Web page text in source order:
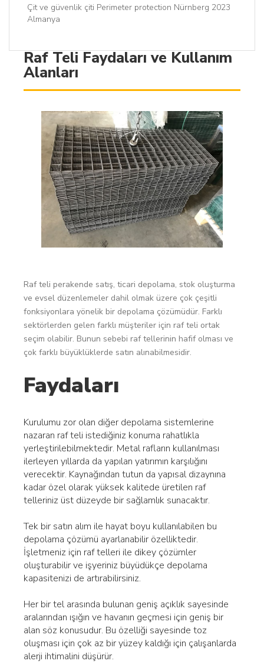
Çit ve güvenlik çiti Perimeter protection Nürnberg 2023
Almanya
Raf Teli Faydaları ve Kullanım
Alanları
Raf teli perakende satış, ticari depolama, stok oluşturma
ve evsel düzenlemeler dahil olmak üzere çok çeşitli
fonksiyonlara yönelik bir depolama çözümüdür. Farklı
sektörlerden gelen farklı müşteriler için raf teli ortak
seçim olabilir. Bunun sebebi raf tellerinin hafif olması ve
çok farklı büyüklüklerde satın alınabilmesidir.
Faydaları
Kurulumu zor olan diğer depolama sistemlerine
nazaran raf teli istediğiniz konuma rahatlıkla
yerleştirilebilmektedir. Metal rafların kullanılması
ilerleyen yıllarda da yapılan yatırımın karşılığını
verecektir. Kaynağından tutun da yapısal dizaynına
kadar özel olarak yüksek kalitede üretilen raf
telleriniz üst düzeyde bir sağlamlık sunacaktır.
Tek bir satın alım ile hayat boyu kullanılabilen bu
depolama çözümü ayarlanabilir özelliktedir.
İşletmeniz için raf telleri ile dikey çözümler
oluşturabilir ve işyeriniz büyüdükçe depolama
kapasitenizi de artırabilirsiniz.
Her bir tel arasında bulunan geniş açıklık sayesinde
aralarından ışığın ve havanın geçmesi için geniş bir
alan söz konusudur. Bu özelliği sayesinde toz
oluşması için çok az bir yüzey kaldığı için çalışanlarda
alerji ihtimalini düşürür.